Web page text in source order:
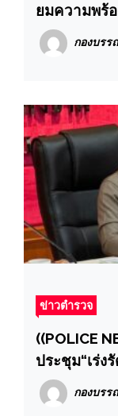
ยมความพร้
จราจร ป้อง
เทศกาลปีใ
กองบรร
ข่าวตำรวจ
((POLICE
ประชุม“เร่ง
3/2567” ผ่
(Zoom
กองบรร